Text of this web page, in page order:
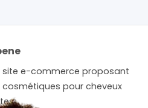
site e-commerce proposant
pour cheveux